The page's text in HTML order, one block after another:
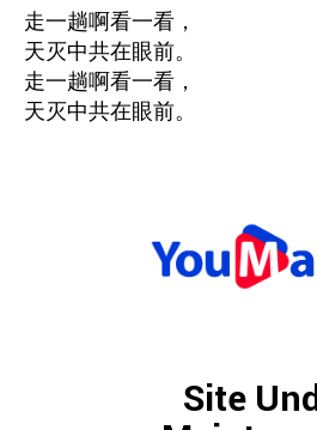
走一趟啊看一看，
天灭中共在眼前。
走一趟啊看一看，
天灭中共在眼前。